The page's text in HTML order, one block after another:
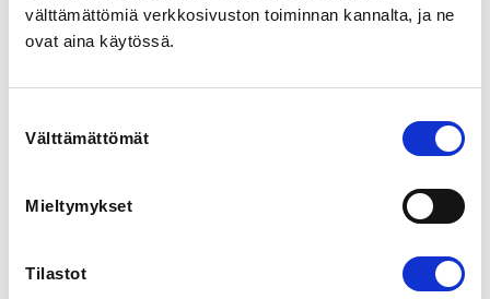
välttämättömiä verkkosivuston toiminnan kannalta, ja ne
ovat aina käytössä.
valinta
Välttämättömät
Mieltymykset
Tilastot
REGISTRATION PERIOD
Perttu Hautala
urheilijoita kuin muita urheilutoimijoita tunnistamaan